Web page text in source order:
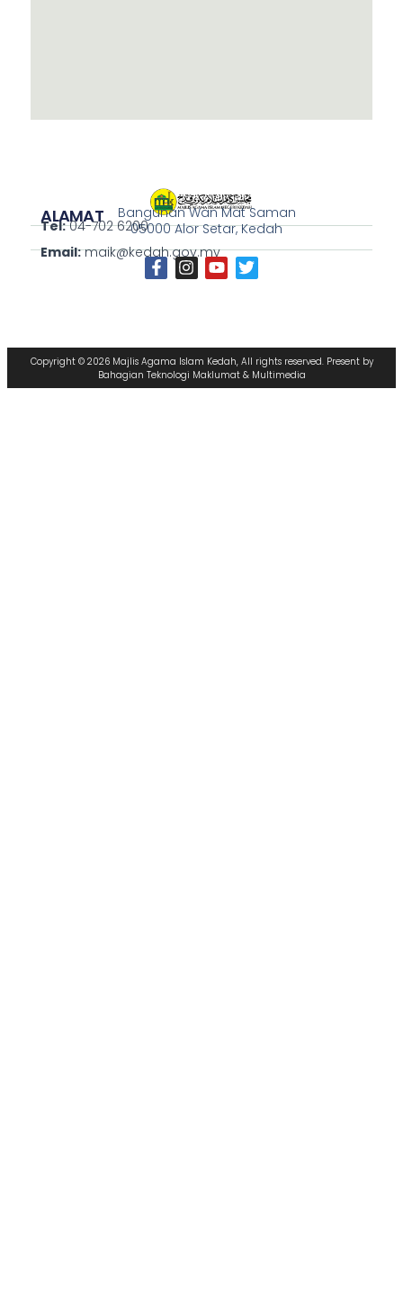
ALAMAT
Bangunan Wan Mat Saman
05000 Alor Setar, Kedah
Tel:04-702 6200
Email:maik@kedah.gov.my
Copyright © 2026 Majlis Agama Islam Kedah, All rights reserved. Present by
Bahagian Teknologi Maklumat & Multimedia